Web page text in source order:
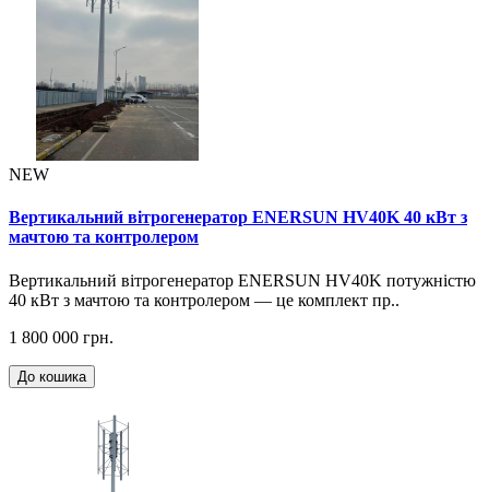
NEW
Вертикальний вітрогенератор ENERSUN HV40K 40 кВт з
мачтою та контролером
Вертикальний вітрогенератор ENERSUN HV40K потужністю
40 кВт з мачтою та контролером — це комплект пр..
1 800 000 грн.
До кошика